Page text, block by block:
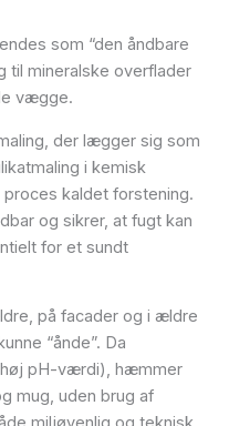
som “den åndbare
til mineralske overflader
vægge.
der lægger sig som
i kemisk
kaldet forstening.
og sikrer, at fugt kan
for et sundt
på facader og i ældre
“ånde”. Da
pH-værdi), hæmmer
mug, uden brug af